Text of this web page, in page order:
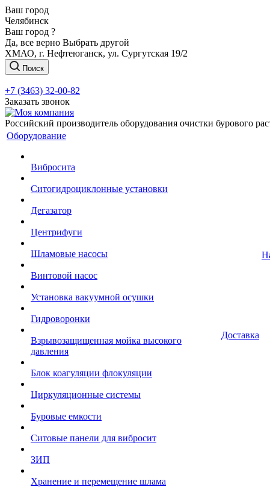
Ваш город
Челябинск
Ваш город ?
Да, все верно Выбрать другой
ХМАО, г. Нефтеюганск, ул. Сургутская 19/2
Поиск
+7 (3463) 32-00-82
Заказать звонок
Российский производитель оборудования очистки бурового
Оборудование
Вибросита
Ситогидроциклонные установки
Дегазатор
Центрифуги
Шламовые насосы
Винтовой насос
Установка вакуумной осушки
Гидроворонки
Взрывозащищенная мойка высокого
давления
Блок коагуляции флокуляции
Циркуляционные системы
Буровые емкости
Ситовые панели для вибросит
ЗИП
Хранение и перемещение шлама
Доставка